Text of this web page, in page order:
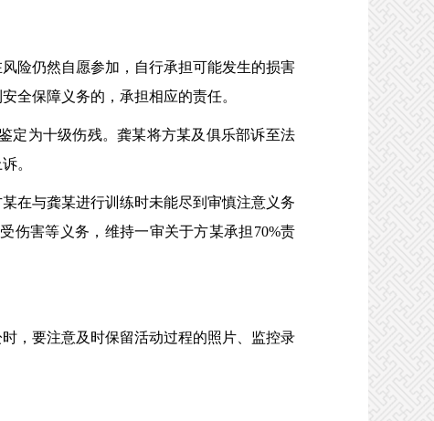
险仍然自愿参加，自行承担可能发生的损害
全保障义务的，承担相应的责任。
为十级伤残。龚某将方某及俱乐部诉至法
。
在与龚某进行训练时未能尽到审慎注意义务
伤害等义务，维持一审关于方某承担70%责
，要注意及时保留活动过程的照片、监控录